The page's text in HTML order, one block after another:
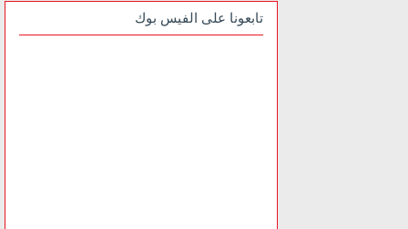
تابعونا على الفيس بوك